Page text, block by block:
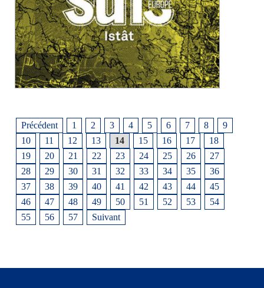
Précédent 1 2 3 4 5 6 7 8
9
10
11 12 13 14 15 16 17
18
19
20 21 22 23 24 25 26
27
28
29 30 31 32 33 34 35
36
37
38 39 40 41 42 43 44
45
46
47 48 49 50 51 52 53
54
55
56 57 Suivant